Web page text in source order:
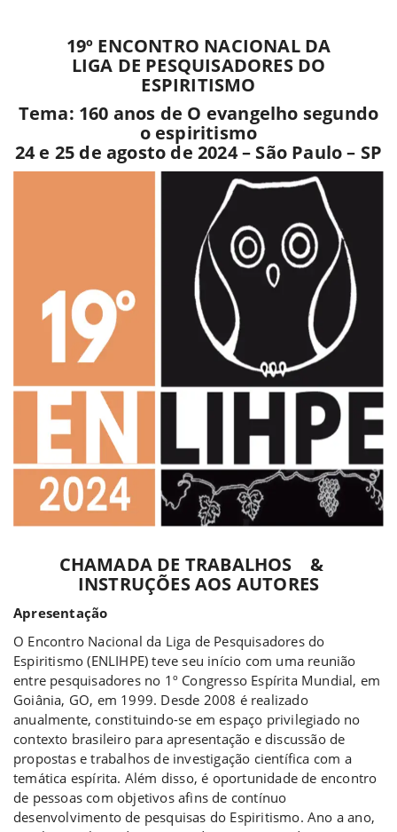
19º ENCONTRO NACIONAL DA
LIGA DE PESQUISADORES DO
ESPIRITISMO
Tema: 160 anos de O evangelho segundo
o espiritismo
24 e 25 de agosto de 2024 – São Paulo – SP
CHAMADA DE TRABALHOS &
INSTRUÇÕES AOS AUTORES
Apresentação
O Encontro Nacional da Liga de Pesquisadores do
Espiritismo (ENLIHPE) teve seu início com uma reunião
entre pesquisadores no 1º Congresso Espírita Mundial, em
Goiânia, GO, em 1999. Desde 2008 é realizado
anualmente, constituindo-se em espaço privilegiado no
contexto brasileiro para apresentação e discussão de
propostas e trabalhos de investigação científica com a
temática espírita. Além disso, é oportunidade de encontro
de pessoas com objetivos afins de contínuo
desenvolvimento de pesquisas do Espiritismo. Ano a ano,